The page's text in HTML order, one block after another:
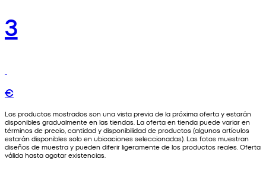
3
€
Los productos mostrados son una vista previa de la próxima oferta y estarán
disponibles gradualmente en las tiendas. La oferta en tienda puede variar en
términos de precio, cantidad y disponibilidad de productos (algunos artículos
estarán disponibles solo en ubicaciones seleccionadas). Las fotos muestran
diseños de muestra y pueden diferir ligeramente de los productos reales. Oferta
válida hasta agotar existencias.